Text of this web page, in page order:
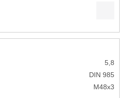
5,8
DIN 985
М48х3